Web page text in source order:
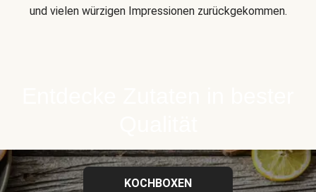
und vielen würzigen Impressionen zurückgekommen.
KOCHBOXEN